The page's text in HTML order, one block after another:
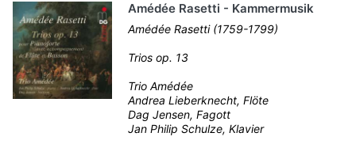
Amédée Rasetti - Kammermusik
Amédée Rasetti (1759-1799)
Trios op. 13
Trio Amédée
Andrea Lieberknecht, Flöte
Dag Jensen, Fagott
Jan Philip Schulze, Klavier